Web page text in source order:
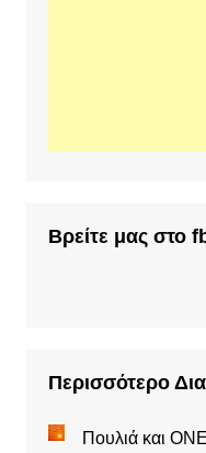
Βρείτε μας στο
Περισσότερο
Πουλιά και